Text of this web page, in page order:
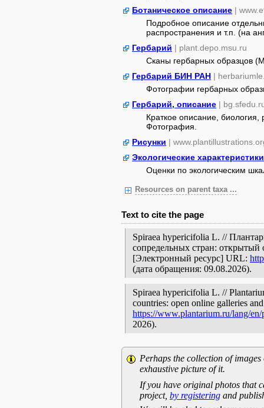
Ботаническое описание |
Подробное описание
распространения и т.п. (на
Гербарий | plant.depo.msu.ru
Сканы гербарных образцов
Гербарий БИН РАН |
Фотографии гербарных
Гербарий, описание |
Краткое описание, биология,
Фотография.
Рисунки |
Экологические характеристики
Оценки по экологическим
Resources on parent taxa ...
Text to cite the page
Spiraea hypericifolia L. //
сопредельных стран: открытый
[Электронный ресурс] URL:
(дата обращения: 09.08.2026).
Spiraea hypericifolia L. //
countries: open online galleries
https://www.plantarium.ru/lang/
2026).
Perhaps the collection of
exhaustive picture of it.
If you have original photos that
project, by registering and